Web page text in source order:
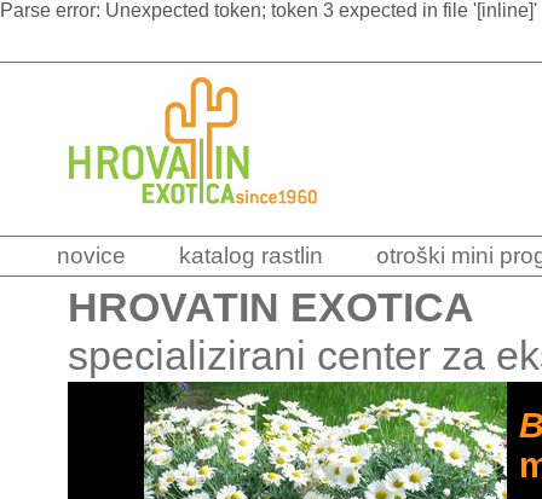
Parse error: Unexpected token; token 3 expected in file
novice katalog rastlin otroški mini
HROVATIN EXOTICA
specializirani center za